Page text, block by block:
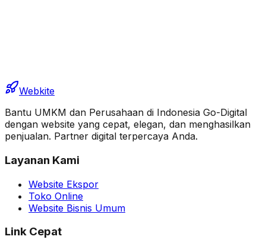
Webkite
Bantu UMKM dan Perusahaan di Indonesia Go-Digital
dengan website yang cepat, elegan, dan menghasilkan
penjualan. Partner digital terpercaya Anda.
Layanan Kami
Website Ekspor
Toko Online
Website Bisnis Umum
Link Cepat